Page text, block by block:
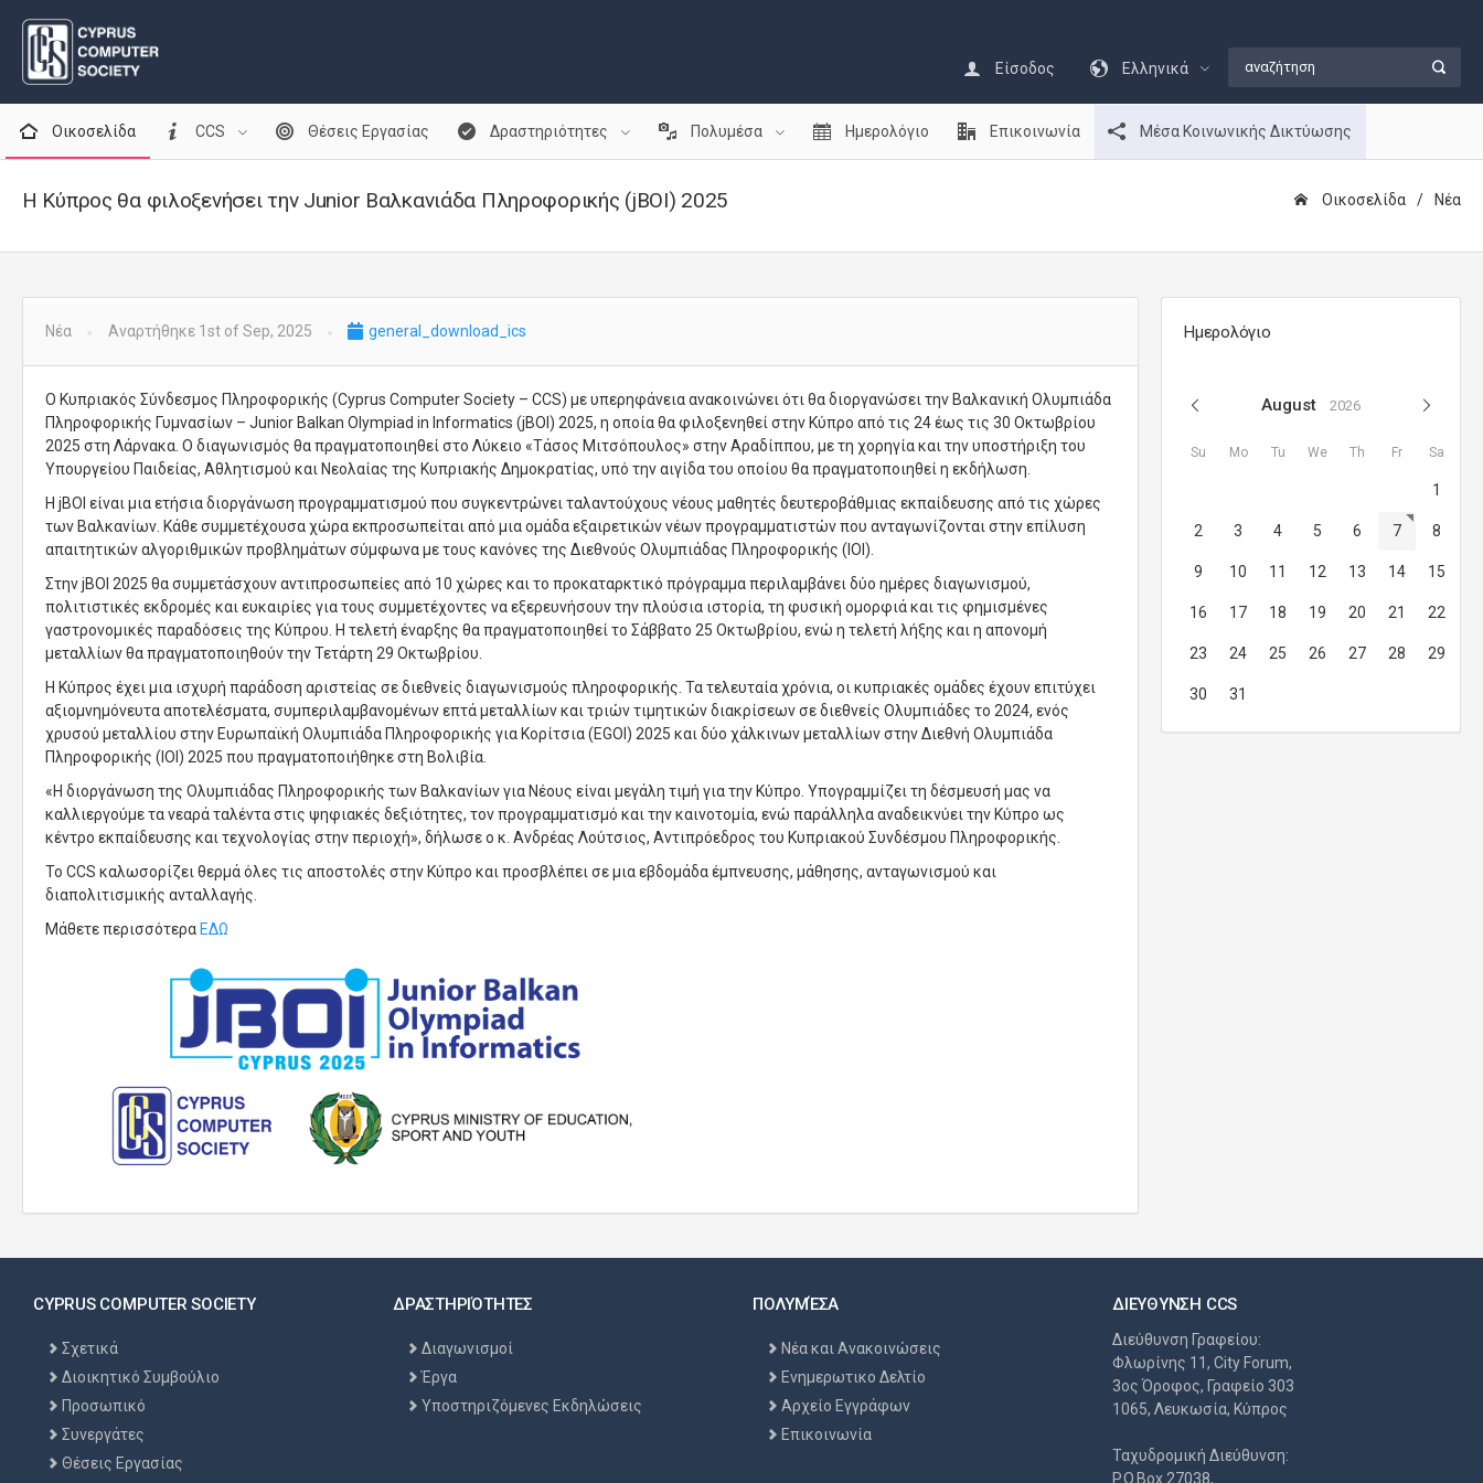
Είσοδος Ελληνικά
Οικοσελίδα CCS Θέσεις Εργασίας Δραστηριότητες Πολυμέσα Ημερολόγιο Επικοινωνία Μέσα Κοινωνικής Δικτύωσης
Η Κύπρος θα φιλοξενήσει την Junior Βαλκανιάδα Πληροφορικής (jBOI) 2025 Οικοσελίδα Νέα
Νέα Αναρτήθηκε 1st of Sep, 2025 general_download_ics
Ο Κυπριακός Σύνδεσμος Πληροφορικής (Cyprus Computer Society – CCS) με υπερηφάνεια ανακοινώνει ότι θα διοργανώσει την Βαλκανική Ολυμπιάδα
Πληροφορικής Γυμνασίων – Junior Balkan Olympiad in Informatics (jBOI) 2025, η οποία θα φιλοξενηθεί στην Κύπρο από τις 24 έως τις 30 Οκτωβρίου
2025 στη Λάρνακα. Ο διαγωνισμός θα πραγματοποιηθεί στο Λύκειο «Τάσος Μιτσόπουλος» στην Αραδίππου, με τη χορηγία και την υποστήριξη του
Υπουργείου Παιδείας, Αθλητισμού και Νεολαίας της Κυπριακής Δημοκρατίας, υπό την αιγίδα του οποίου θα πραγματοποιηθεί η εκδήλωση.
Η jBOI είναι μια ετήσια διοργάνωση προγραμματισμού που συγκεντρώνει ταλαντούχους νέους μαθητές δευτεροβάθμιας εκπαίδευσης από τις χώρες
των Βαλκανίων. Κάθε συμμετέχουσα χώρα εκπροσωπείται από μια ομάδα εξαιρετικών νέων προγραμματιστών που ανταγωνίζονται στην επίλυση
απαιτητικών αλγοριθμικών προβλημάτων σύμφωνα με τους κανόνες της Διεθνούς Ολυμπιάδας Πληροφορικής (IOI).
Στην jBOI 2025 θα συμμετάσχουν αντιπροσωπείες από 10 χώρες και το προκαταρκτικό πρόγραμμα περιλαμβάνει δύο ημέρες διαγωνισμού,
πολιτιστικές εκδρομές και ευκαιρίες για τους συμμετέχοντες να εξερευνήσουν την πλούσια ιστορία, τη φυσική ομορφιά και τις φημισμένες
γαστρονομικές παραδόσεις της Κύπρου. Η τελετή έναρξης θα πραγματοποιηθεί το Σάββατο 25 Οκτωβρίου, ενώ η τελετή λήξης και η απονομή
μεταλλίων θα πραγματοποιηθούν την Τετάρτη 29 Οκτωβρίου.
Η Κύπρος έχει μια ισχυρή παράδοση αριστείας σε διεθνείς διαγωνισμούς πληροφορικής. Τα τελευταία χρόνια, οι κυπριακές ομάδες έχουν επιτύχει
αξιομνημόνευτα αποτελέσματα, συμπεριλαμβανομένων επτά μεταλλίων και τριών τιμητικών διακρίσεων σε διεθνείς Ολυμπιάδες το 2024, ενός
χρυσού μεταλλίου στην Ευρωπαϊκή Ολυμπιάδα Πληροφορικής για Κορίτσια (EGOI) 2025 και δύο χάλκινων μεταλλίων στην Διεθνή Ολυμπιάδα
Πληροφορικής (IOI) 2025 που πραγματοποιήθηκε στη Βολιβία.
«Η διοργάνωση της Ολυμπιάδας Πληροφορικής των Βαλκανίων για Νέους είναι μεγάλη τιμή για την Κύπρο. Υπογραμμίζει τη δέσμευσή μας να
καλλιεργούμε τα νεαρά ταλέντα στις ψηφιακές δεξιότητες, τον προγραμματισμό και την καινοτομία, ενώ παράλληλα αναδεικνύει την Κύπρο ως
κέντρο εκπαίδευσης και τεχνολογίας στην περιοχή», δήλωσε ο κ. Ανδρέας Λούτσιος, Αντιπρόεδρος του Κυπριακού Συνδέσμου Πληροφορικής.
Το CCS καλωσορίζει θερμά όλες τις αποστολές στην Κύπρο και προσβλέπει σε μια εβδομάδα έμπνευσης, μάθησης, ανταγωνισμού και
διαπολιτισμικής ανταλλαγής.
Μάθετε περισσότερα ΕΔΩ
Ημερολόγιο
August 2026
Su Mo Tu We Th Fr Sa
1
2 3 4 5 6 7 8
9 10 11 12 13 14 15
16 17 18 19 20 21 22
23 24 25 26 27 28 29
30 31
CYPRUS COMPUTER SOCIETY
Σχετικά
Διοικητικό Συμβούλιο
Προσωπικό
Συνεργάτες
Θέσεις Εργασίας
ΔΡΑΣΤΗΡΙΌΤΗΤΕΣ
Διαγωνισμοί
Έργα
Υποστηριζόμενες Εκδηλώσεις
ΠΟΛΥΜΈΣΑ
Νέα και Ανακοινώσεις
Ενημερωτικο Δελτίο
Αρχείο Εγγράφων
Επικοινωνία
ΔΙΕΎΘΥΝΣΗ CCS
Διεύθυνση Γραφείου:
Φλωρίνης 11, City Forum,
3ος Όροφος, Γραφείο 303
1065, Λευκωσία, Κύπρος
Ταχυδρομική Διεύθυνση:
P.O.Box 27038,